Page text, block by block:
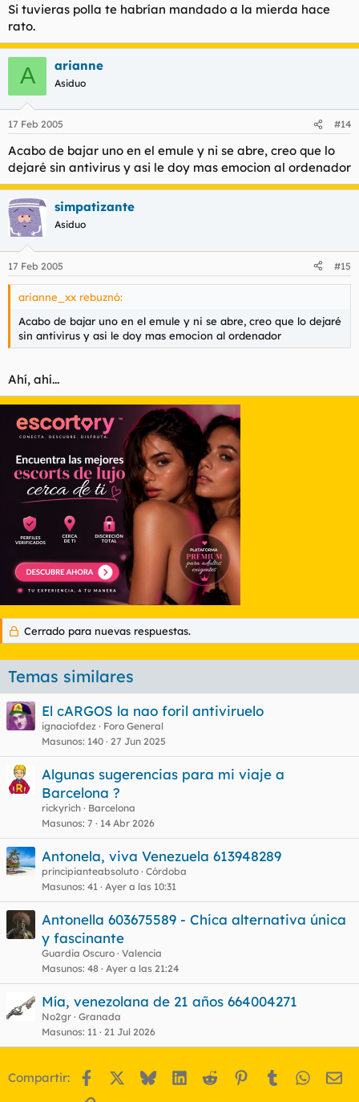
Si tuvieras polla te habrían mandado a la mierda hace
rato.
A arianne
Asiduo
17 Feb 2005 #14
Acabo de bajar uno en el emule y ni se abre, creo que lo
dejaré sin antivirus y asi le doy mas emocion al ordenador
simpatizante
Asiduo
17 Feb 2005 #15
arianne_xx rebuznó:
Acabo de bajar uno en el emule y ni se abre, creo que lo dejaré
sin antivirus y asi le doy mas emocion al ordenador
Ahí, ahí...
Cerrado para nuevas respuestas.
Temas similares
El cARGOS la nao foril antiviruelo
ignaciofdez
Foro General
Masunos 140 27 Jun 2025
Algunas sugerencias para mi viaje a
Barcelona ?
rickyrich
Barcelona
Masunos 7 14 Abr 2026
Antonela, viva Venezuela 613948289
principianteabsoluto Córdoba
Masunos 41 Ayer a las 10:31
Antonella 603675589 - Chica alternativa única
y fascinante
Guardia Oscuro Valencia
Masunos 48 Ayer a las 21:24
Mía, venezolana de 21 años 664004271
No2gr Granada
Masunos 11 21 Jul 2026
Compartir: Facebook BlueskyLinkedIn
Reddit Pinterest
Tumblr